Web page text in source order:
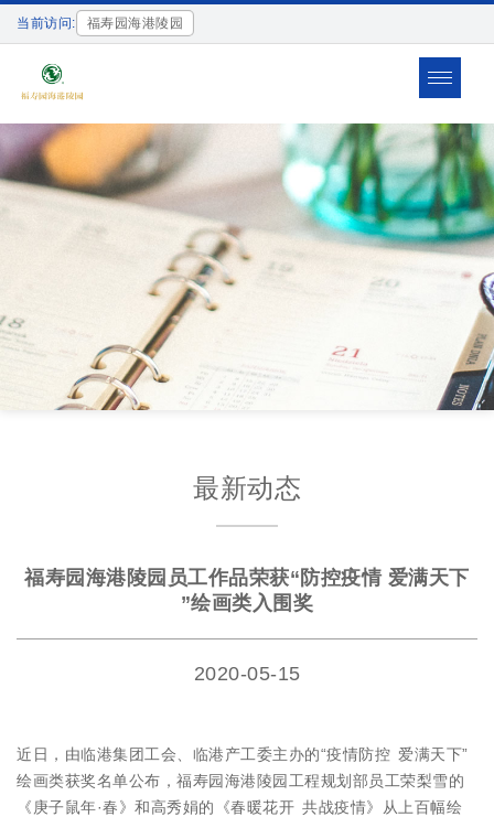
当前访问: 福寿园海港陵园
Toggle
最新动态
福寿园海港陵园员工作品荣获“防控疫情 爱满天下
”绘画类入围奖
2020-05-15
近日，由临港集团工会、临港产工委主办的“疫情防控 爱满天下”
绘画类获奖名单公布，福寿园海港陵园工程规划部员工荣梨雪的
《庚子鼠年·春》和高秀娟的《春暖花开 共战疫情》从上百幅绘